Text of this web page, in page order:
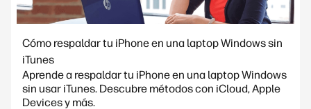
Cómo respaldar tu iPhone en una laptop Windows sin
iTunes
Aprende a respaldar tu iPhone en una laptop Windows
sin usar iTunes. Descubre métodos con iCloud, Apple
Devices y más.